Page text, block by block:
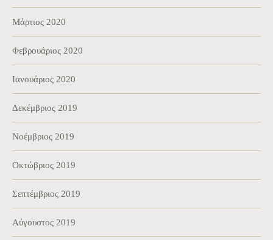
Μάρτιος 2020
Φεβρουάριος 2020
Ιανουάριος 2020
Δεκέμβριος 2019
Νοέμβριος 2019
Οκτώβριος 2019
Σεπτέμβριος 2019
Αύγουστος 2019